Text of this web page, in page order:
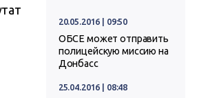
20.05.2016 | 09:50
ОБСЕ может отправить
полицейскую миссию на
Донбасс
25.04.2016 | 08:48